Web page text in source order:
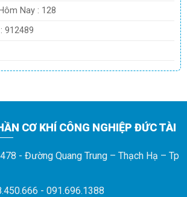
Nay : 128
912489
CƠ KHÍ CÔNG NGHIỆP ĐỨC TÀI
- Đường Quang Trung – Thạch Hạ – Tp
- 091.696.1388